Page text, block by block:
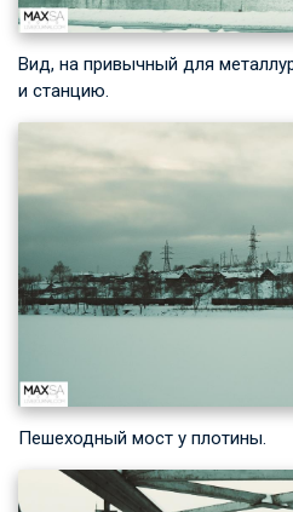
Вид, на привычный для
и станцию.
Пешеходный мост у плотины.